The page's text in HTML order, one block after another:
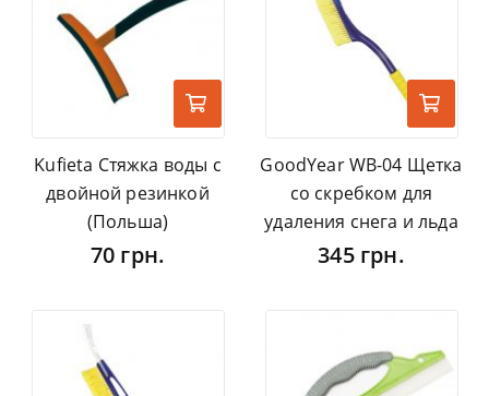
Kufieta Стяжка воды с
двойной резинкой
(Польша)
70 грн.
GoodYear WB-04 Щетка
со скребком для
удаления снега и льда
345 грн.